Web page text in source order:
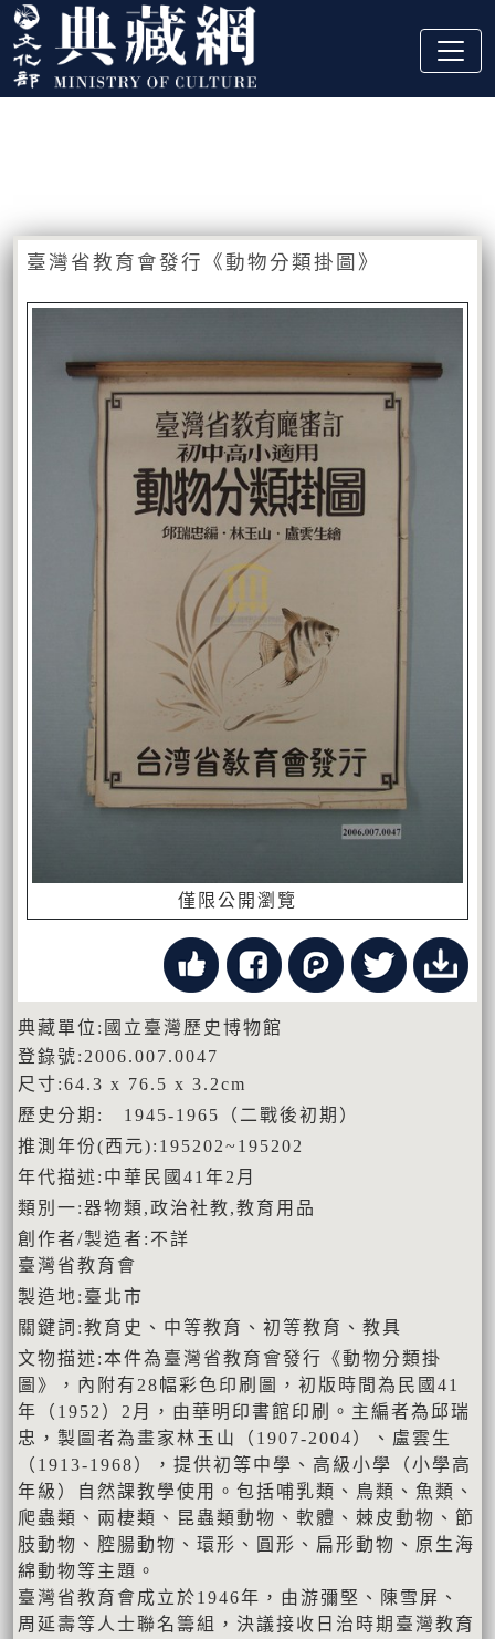
跳到主要內容
:::
臺灣省教育會發行《動物分類掛圖》
僅限公開瀏覽
典藏單位:國立臺灣歷史博物館
登錄號:2006.007.0047
尺寸:64.3 x 76.5 x 3.2cm
歷史分期: 1945-1965（二戰後初期）
推測年份(西元):195202~195202
年代描述:中華民國41年2月
類別一:器物類,政治社教,教育用品
創作者/製造者:不詳
臺灣省教育會
製造地:臺北市
關鍵詞:教育史、中等教育、初等教育、教具
文物描述:本件為臺灣省教育會發行《動物分類掛
圖》，內附有28幅彩色印刷圖，初版時間為民國41
年（1952）2月，由華明印書館印刷。主編者為邱瑞
忠，製圖者為畫家林玉山（1907-2004）、盧雲生
（1913-1968），提供初等中學、高級小學（小學高
年級）自然課教學使用。包括哺乳類、鳥類、魚類、
爬蟲類、兩棲類、昆蟲類動物、軟體、棘皮動物、節
肢動物、腔腸動物、環形、圓形、扁形動物、原生海
綿動物等主題。
臺灣省教育會成立於1946年，由游彌堅、陳雪屏、
周延壽等人士聯名籌組，決議接收日治時期臺灣教育